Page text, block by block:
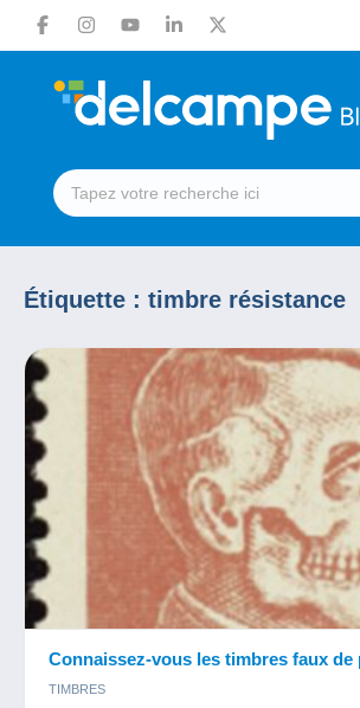
Étiquette : timbre résistance
Connaissez-vous les timbres faux de
TIMBRES